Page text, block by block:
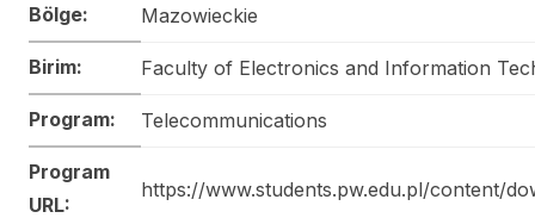
Bölge: Mazowieckie
Birim: Faculty of Electronics and Information
Program: Telecommunications
Program
URL:
https://www.students.pw.edu.pl/content/